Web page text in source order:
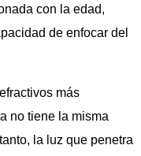
con la edad,
de enfocar del
más
no tiene la misma
la luz que penetra